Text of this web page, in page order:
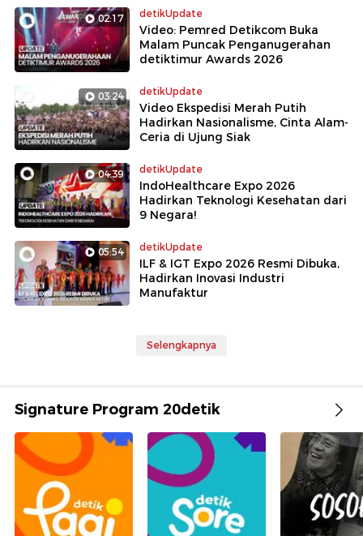
02:17 detikUpdate
Video: Pemred Detikcom Buka
Malam Puncak Penganugerahan
detiktimur Awards 2026
03:24 detikUpdate
Video Ekspedisi Merah Putih
Hadirkan Nasionalisme, Cinta Alam-
Ceria di Ujung Siak
04:39 detikUpdate
IndoHealthcare Expo 2026
Hadirkan Teknologi Kesehatan dari
9 Negara!
05:54 detikUpdate
ILF & IGT Expo 2026 Resmi Dibuka,
Hadirkan Inovasi Industri
Manufaktur
Selengkapnya
Signature Program 20detik